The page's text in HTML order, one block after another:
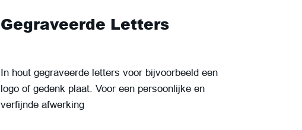
Gegraveerde Letters
In hout gegraveerde letters voor bijvoorbeeld een
logo of gedenk plaat. Voor een persoonlijke en
verfijnde afwerking